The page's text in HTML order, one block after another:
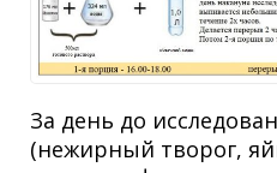
За день до
(нежирный творог,